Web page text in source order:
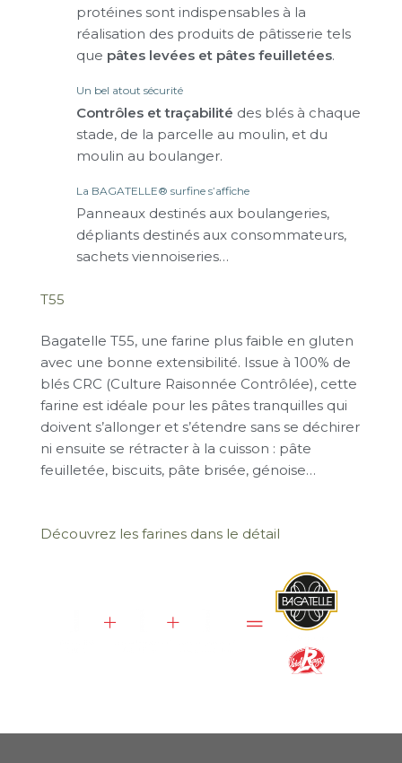
protéines sont indispensables à la
réalisation des produits de pâtisserie tels
que pâtes levées et pâtes feuilletées.
Un bel atout sécurité
Contrôles et traçabilité des blés à chaque
stade, de la parcelle au moulin, et du
moulin au boulanger.
La BAGATELLE® surfine s’affiche
Panneaux destinés aux boulangeries,
dépliants destinés aux consommateurs,
sachets viennoiseries…
T55
Bagatelle T55, une farine plus faible en gluten
avec une bonne extensibilité. Issue à 100% de
blés CRC (Culture Raisonnée Contrôlée), cette
farine est idéale pour les pâtes tranquilles qui
doivent s’allonger et s’étendre sans se déchirer
ni ensuite se rétracter à la cuisson : pâte
feuilletée, biscuits, pâte brisée, génoise…
Découvrez les farines dans le détail